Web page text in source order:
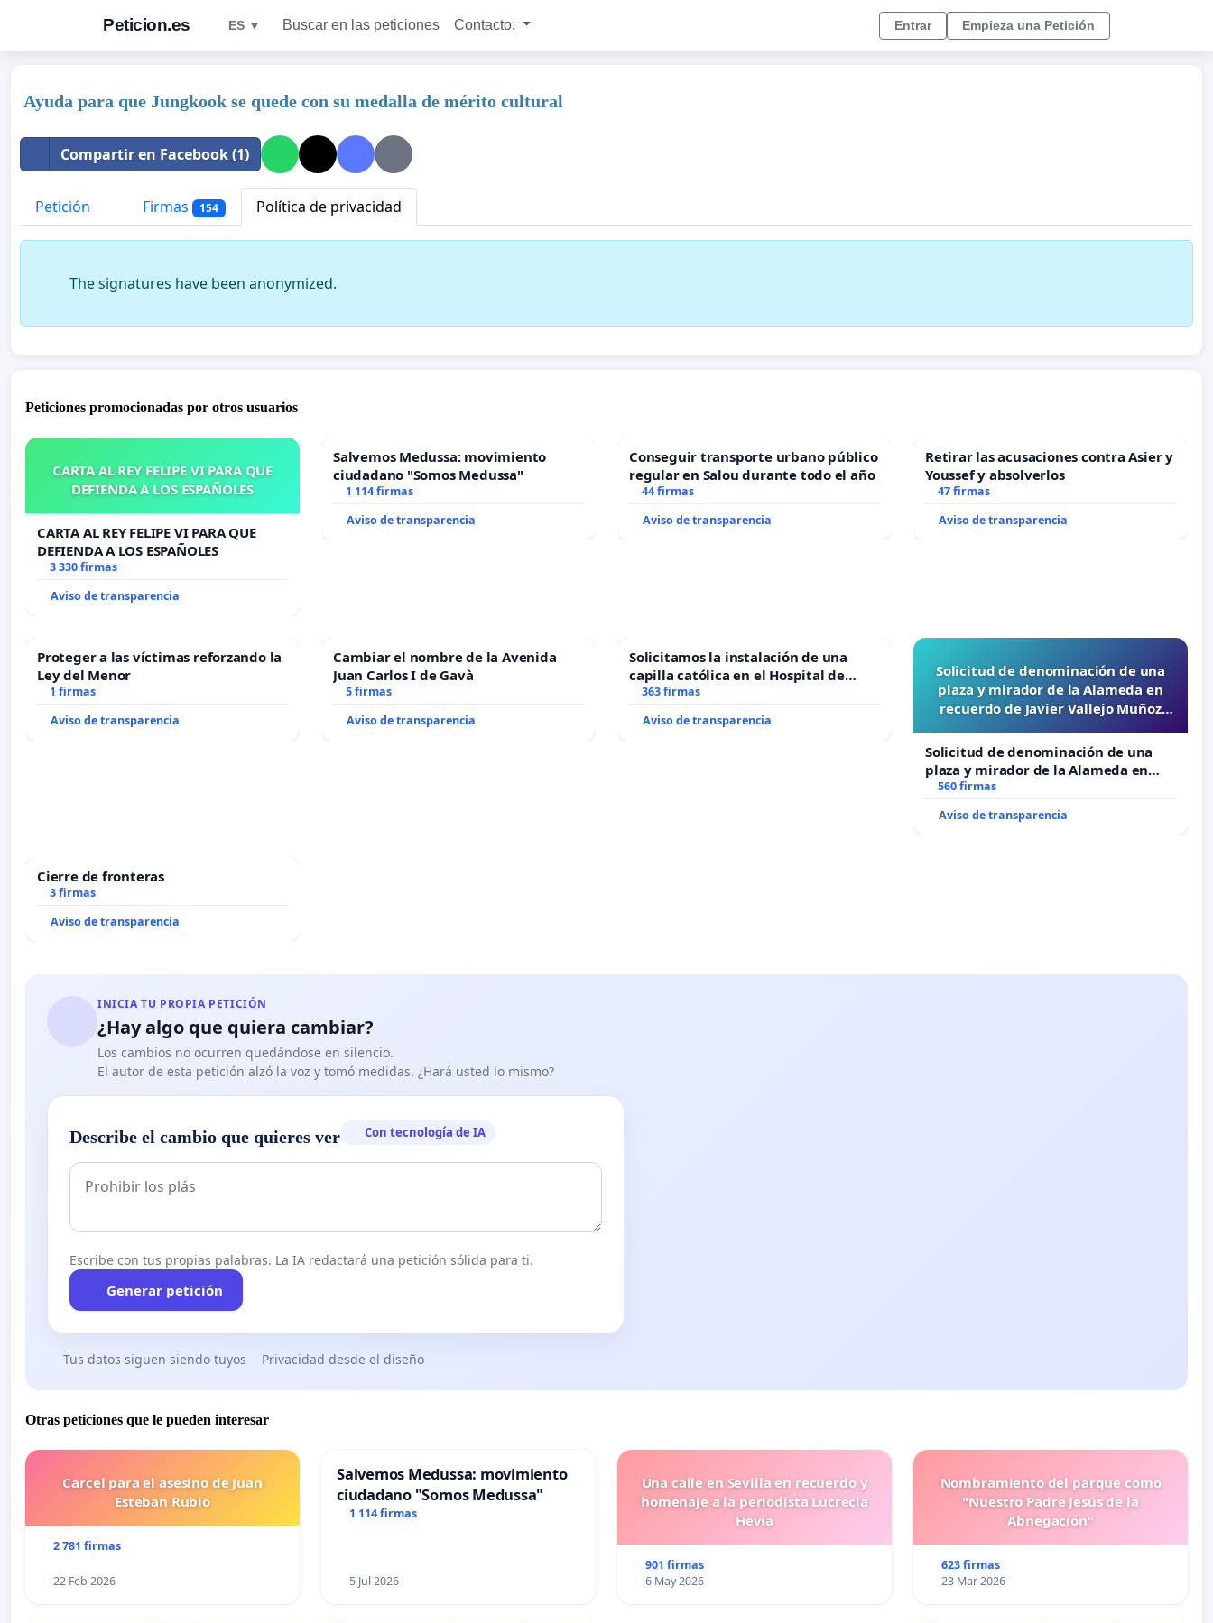
Peticion.es ES ▼ Buscar en las peticiones Contacto: Entrar Empieza una Petición
Ayuda para que Jungkook se quede con su medalla de mérito cultural
Compartir en Facebook (1)
Petición Firmas 154 Política de privacidad
The signatures have been anonymized.
Peticiones promocionadas por otros usuarios
CARTA AL REY FELIPE VI PARA QUE
DEFIENDA A LOS ESPAÑOLES
CARTA AL REY FELIPE VI PARA QUE
DEFIENDA A LOS ESPAÑOLES
3 330 firmas
Aviso de transparencia
Salvemos Medussa: movimiento
ciudadano "Somos Medussa"
1 114 firmas
Aviso de transparencia
Conseguir transporte urbano público
regular en Salou durante todo el año
44 firmas
Aviso de transparencia
Retirar las acusaciones contra Asier y
Youssef y absolverlos
47 firmas
Aviso de transparencia
Proteger a las víctimas reforzando la
Ley del Menor
1 firmas
Aviso de transparencia
Cambiar el nombre de la Avenida
Juan Carlos I de Gavà
5 firmas
Aviso de transparencia
Solicitamos la instalación de una
capilla católica en el Hospital de
Alcañiz
363 firmas
Aviso de transparencia
Solicitud de denominación de una
plaza y mirador de la Alameda en
recuerdo de Javier Vallejo Muñoz
Solicitud de denominación de una
plaza y mirador de la Alameda en
recuerdo de Javier Vallejo Muñoz
560 firmas
Aviso de transparencia
Cierre de fronteras
3 firmas
Aviso de transparencia
INICIA TU PROPIA PETICIÓN
¿Hay algo que quiera cambiar?
Los cambios no ocurren quedándose en silencio.
El autor de esta petición alzó la voz y tomó medidas. ¿Hará usted lo mismo?
Describe el cambio que quieres ver Con tecnología de IA
Escribe con tus propias palabras. La IA redactará una petición sólida para ti.
Generar petición
Tus datos siguen siendo tuyos Privacidad desde el diseño
Otras peticiones que le pueden interesar
Carcel para el asesino de Juan
Esteban Rubio
2 781 firmas
22 Feb 2026
Salvemos Medussa: movimiento
ciudadano "Somos Medussa"
1 114 firmas
5 Jul 2026
Una calle en Sevilla en recuerdo y
homenaje a la periodista Lucrecia
Hevia
901 firmas
6 May 2026
Nombramiento del parque como
"Nuestro Padre Jesús de la
Abnegación"
623 firmas
23 Mar 2026